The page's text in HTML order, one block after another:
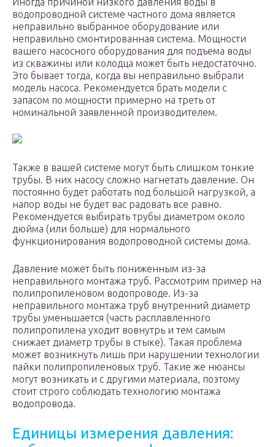
водопроводной системе частного дома является
неправильно выбранное оборудование или
неправильно смонтированная система. Мощности
вашего насосного оборудования для подъема воды
из скважины или колодца может быть недостаточно.
Это бывает тогда, когда вы неправильно выбрали
модель насоса. Рекомендуется брать модели с
запасом по мощности примерно на треть от
номинальной заявленной производителем.
Также в вашей системе могут быть слишком тонкие
трубы. В них насосу сложно нагнетать давление. Он
постоянно будет работать под большой нагрузкой, а
напор воды не будет вас радовать все равно.
Рекомендуется выбирать трубы диаметром около
дюйма (или больше) для нормального
функционирования водопроводной системы дома.
Давление может быть пониженным из-за
неправильного монтажа труб. Рассмотрим пример на
полипропиленовом водопроводе. Из-за
неправильного монтажа труб внутренний диаметр
трубы уменьшается (часть расплавленного
полипропилена уходит вовнутрь и тем самым
снижает диаметр трубы в стыке). Такая проблема
может возникнуть лишь при нарушении технологии
пайки полипропиленовых труб. Такие же нюансы
могут возникать и с другими материала, поэтому
стоит строго соблюдать технологию монтажа
водопровода.
Единицы измерения давления: